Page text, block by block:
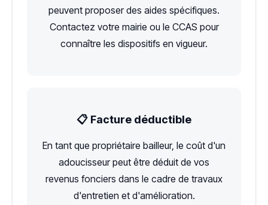
peuvent proposer des aides spécifiques.
Contactez votre mairie ou le CCAS pour
connaître les dispositifs en vigueur.
📋 Facture déductible
En tant que propriétaire bailleur, le coût d'un
adoucisseur peut être déduit de vos
revenus fonciers dans le cadre de travaux
d'entretien et d'amélioration.